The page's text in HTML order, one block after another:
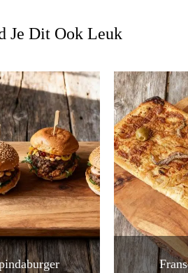
Je Dit Ook Leuk